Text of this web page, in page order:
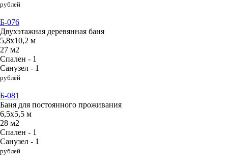
рублей
Б-076
Двухэтажная деревянная баня
5,8х10,2 м
27 м2
Спален - 1
Санузел - 1
рублей
Б-081
Баня для постоянного проживания
6,5х5,5 м
28 м2
Спален - 1
Санузел - 1
рублей